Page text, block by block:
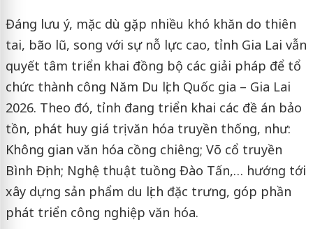
Đáng lưu ý, mặc dù gặp nhiều khó khăn do thiên
tai, bão lũ, song với sự nỗ lực cao, tỉnh Gia Lai vẫn
quyết tâm triển khai đồng bộ các giải pháp để tổ
chức thành công Năm Du lịch Quốc gia – Gia Lai
2026. Theo đó, tỉnh đang triển khai các đề án bảo
tồn, phát huy giá trị văn hóa truyền thống, như:
Không gian văn hóa cồng chiêng; Võ cổ truyền
Bình Định; Nghệ thuật tuồng Đào Tấn,… hướng tới
xây dựng sản phẩm du lịch đặc trưng, góp phần
phát triển công nghiệp văn hóa.